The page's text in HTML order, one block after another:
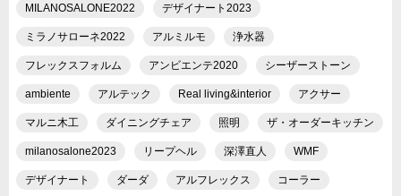
MILANOSALONE2022 デザイナート2023
ミラノサローネ2022 アルミルモ 浄水器
フレックスフォルム アンビエンテ2020 シーザーストーン
ambiente アルテック Real living&interior アクサー
マルニ木工 ダイニングチェア 照明 ザ・オーダーキッチン
milanosalone2023 リープヘル 深澤直人 WMF
デザイナート ダーダ アルフレックス コーラー